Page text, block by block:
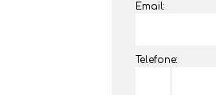
Email:
Telefone: